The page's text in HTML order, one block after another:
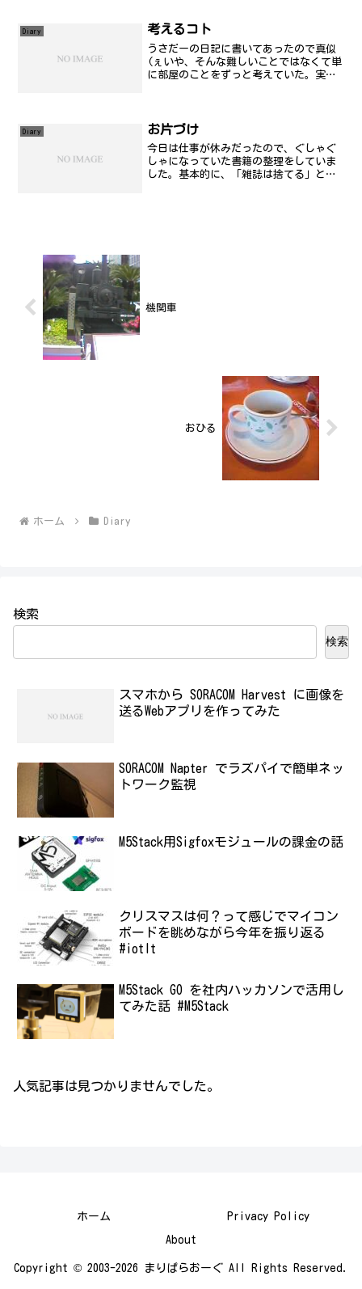
Diary 考えるコト
うさだーの日記に書いてあったので真似
(ぇいや、そんな難しいことではなくて単
に部屋のことをずっと考えていた。実は
で出せばいんだけど、量...
Diary お片づけ
今日は仕事が休みだったので、ぐしゃぐ
しゃになっていた書籍の整理をしていま
した。基本的に、「雑誌は捨てる」とい
機関車
おひる
ホーム Diary
検索
検索
スマホから SORACOM Harvest に画像を
送るWebアプリを作ってみた
SORACOM Napter でラズパイで簡単ネッ
トワーク監視
M5Stack用Sigfoxモジュールの課金の話
クリスマスは何？って感じでマイコン
ボードを眺めながら今年を振り返る
#iotlt
M5Stack GO を社内ハッカソンで活用し
てみた話 #M5Stack
人気記事は見つかりませんでした。
ホーム Privacy Policy
About
Copyright © 2003-2026 まりぱらおーぐ All Rights Reserved.